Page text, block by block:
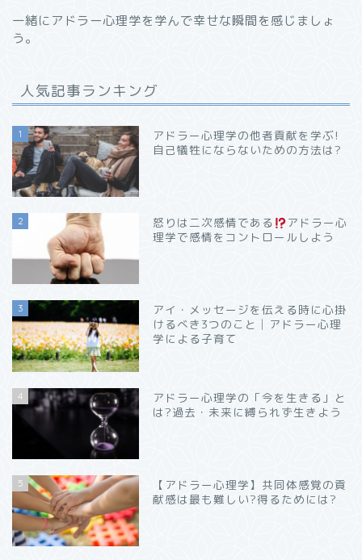
一緒にアドラー心理学を学んで幸せな瞬間を感じましょ
う。
人気記事ランキング
1
アドラー心理学の他者貢献を学ぶ!
自己犠牲にならないための方法は?
2 怒りは二次感情である
アドラー心
理学で感情をコントロールしよう
3
アイ・メッセージを伝える時に心掛
けるべき3つのこと│アドラー心理
学による子育て
4
アドラー心理学の「今を生きる」と
は?過去・未来に縛られず生きよう
5
【アドラー心理学】共同体感覚の貢
献感は最も難しい?得るためには?